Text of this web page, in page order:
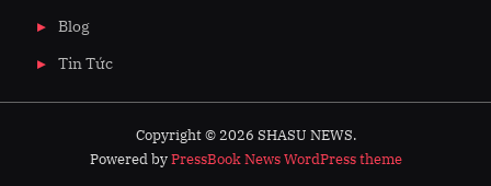
Blog
Tin Tức
Copyright © 2026 SHASU NEWS.
Powered byPressBook News WordPress theme